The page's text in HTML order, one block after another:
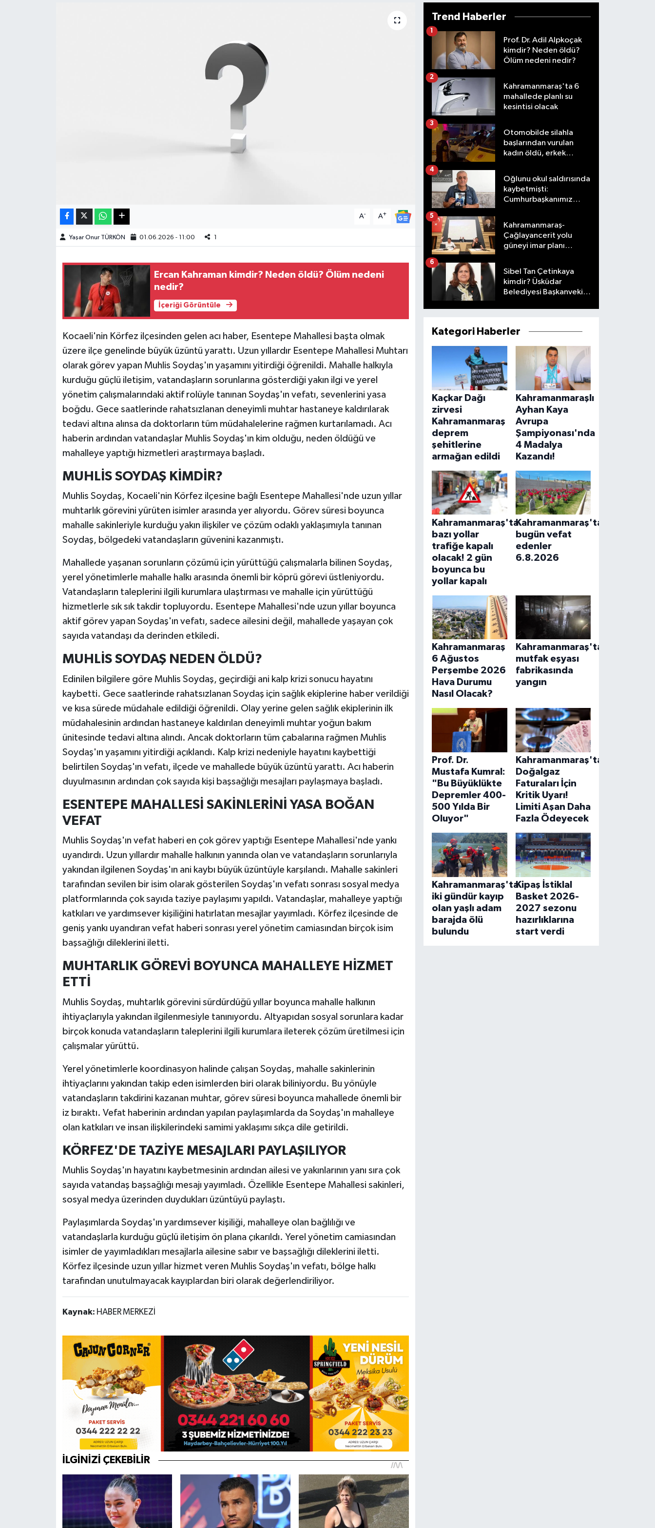
A- A+
Yaşar Onur TÜRKÖN 01.06.2026 - 11:00 1
Ercan Kahraman kimdir? Neden öldü? Ölüm nedeni
nedir?
İçeriği Görüntüle
Kocaeli'nin Körfez ilçesinden gelen acı haber, Esentepe Mahallesi başta olmak
üzere ilçe genelinde büyük üzüntü yarattı. Uzun yıllardır Esentepe Mahallesi Muhtarı
olarak görev yapan Muhlis Soydaş'ın yaşamını yitirdiği öğrenildi. Mahalle halkıyla
kurduğu güçlü iletişim, vatandaşların sorunlarına gösterdiği yakın ilgi ve yerel
yönetim çalışmalarındaki aktif rolüyle tanınan Soydaş'ın vefatı, sevenlerini yasa
boğdu. Gece saatlerinde rahatsızlanan deneyimli muhtar hastaneye kaldırılarak
tedavi altına alınsa da doktorların tüm müdahalelerine rağmen kurtarılamadı. Acı
haberin ardından vatandaşlar Muhlis Soydaş'ın kim olduğu, neden öldüğü ve
mahalleye yaptığı hizmetleri araştırmaya başladı.
MUHLİS SOYDAŞ KİMDİR?
Muhlis Soydaş, Kocaeli'nin Körfez ilçesine bağlı Esentepe Mahallesi'nde uzun yıllar
muhtarlık görevini yürüten isimler arasında yer alıyordu. Görev süresi boyunca
mahalle sakinleriyle kurduğu yakın ilişkiler ve çözüm odaklı yaklaşımıyla tanınan
Soydaş, bölgedeki vatandaşların güvenini kazanmıştı.
Mahallede yaşanan sorunların çözümü için yürüttüğü çalışmalarla bilinen Soydaş,
yerel yönetimlerle mahalle halkı arasında önemli bir köprü görevi üstleniyordu.
Vatandaşların taleplerini ilgili kurumlara ulaştırması ve mahalle için yürüttüğü
hizmetlerle sık sık takdir topluyordu. Esentepe Mahallesi'nde uzun yıllar boyunca
aktif görev yapan Soydaş'ın vefatı, sadece ailesini değil, mahallede yaşayan çok
sayıda vatandaşı da derinden etkiledi.
MUHLİS SOYDAŞ NEDEN ÖLDÜ?
Edinilen bilgilere göre Muhlis Soydaş, geçirdiği ani kalp krizi sonucu hayatını
kaybetti. Gece saatlerinde rahatsızlanan Soydaş için sağlık ekiplerine haber verildiği
ve kısa sürede müdahale edildiği öğrenildi. Olay yerine gelen sağlık ekiplerinin ilk
müdahalesinin ardından hastaneye kaldırılan deneyimli muhtar yoğun bakım
ünitesinde tedavi altına alındı. Ancak doktorların tüm çabalarına rağmen Muhlis
Soydaş'ın yaşamını yitirdiği açıklandı. Kalp krizi nedeniyle hayatını kaybettiği
belirtilen Soydaş'ın vefatı, ilçede ve mahallede büyük üzüntü yarattı. Acı haberin
duyulmasının ardından çok sayıda kişi başsağlığı mesajları paylaşmaya başladı.
ESENTEPE MAHALLESİ SAKİNLERİNİ YASA BOĞAN
VEFAT
Muhlis Soydaş'ın vefat haberi en çok görev yaptığı Esentepe Mahallesi'nde yankı
uyandırdı. Uzun yıllardır mahalle halkının yanında olan ve vatandaşların sorunlarıyla
yakından ilgilenen Soydaş'ın ani kaybı büyük üzüntüyle karşılandı. Mahalle sakinleri
tarafından sevilen bir isim olarak gösterilen Soydaş'ın vefatı sonrası sosyal medya
platformlarında çok sayıda taziye paylaşımı yapıldı. Vatandaşlar, mahalleye yaptığı
katkıları ve yardımsever kişiliğini hatırlatan mesajlar yayımladı. Körfez ilçesinde de
geniş yankı uyandıran vefat haberi sonrası yerel yönetim camiasından birçok isim
başsağlığı dileklerini iletti.
MUHTARLIK GÖREVİ BOYUNCA MAHALLEYE HİZMET
ETTİ
Muhlis Soydaş, muhtarlık görevini sürdürdüğü yıllar boyunca mahalle halkının
ihtiyaçlarıyla yakından ilgilenmesiyle tanınıyordu. Altyapıdan sosyal sorunlara kadar
birçok konuda vatandaşların taleplerini ilgili kurumlara ileterek çözüm üretilmesi için
çalışmalar yürüttü.
Yerel yönetimlerle koordinasyon halinde çalışan Soydaş, mahalle sakinlerinin
ihtiyaçlarını yakından takip eden isimlerden biri olarak biliniyordu. Bu yönüyle
vatandaşların takdirini kazanan muhtar, görev süresi boyunca mahallede önemli bir
iz bıraktı. Vefat haberinin ardından yapılan paylaşımlarda da Soydaş'ın mahalleye
olan katkıları ve insan ilişkilerindeki samimi yaklaşımı sıkça dile getirildi.
KÖRFEZ'DE TAZİYE MESAJLARI PAYLAŞILIYOR
Muhlis Soydaş'ın hayatını kaybetmesinin ardından ailesi ve yakınlarının yanı sıra çok
sayıda vatandaş başsağlığı mesajı yayımladı. Özellikle Esentepe Mahallesi sakinleri,
sosyal medya üzerinden duydukları üzüntüyü paylaştı.
Paylaşımlarda Soydaş'ın yardımsever kişiliği, mahalleye olan bağlılığı ve
vatandaşlarla kurduğu güçlü iletişim ön plana çıkarıldı. Yerel yönetim camiasından
isimler de yayımladıkları mesajlarla ailesine sabır ve başsağlığı dileklerini iletti.
Körfez ilçesinde uzun yıllar hizmet veren Muhlis Soydaş'ın vefatı, bölge halkı
tarafından unutulmayacak kayıplardan biri olarak değerlendiriliyor.
Kaynak: HABER MERKEZİ
Trend Haberler
Prof. Dr. Adil Alpkoçak
kimdir? Neden öldü?
Ölüm nedeni nedir?
1
Kahramanmaraş'ta 6
mahallede planlı su
kesintisi olacak
2
Otomobilde silahla
başlarından vurulan
kadın öldü, erkek
3
Oğlunu okul saldırısında
kaybetmişti:
Cumhurbaşkanımız
4
Kahramanmaraş-
Çağlayancerit yolu
güneyi imar planı
5
Sibel Tan Çetinkaya
kimdir? Üsküdar
Belediyesi Başkanvekili
6
Kategori Haberler
Kaçkar Dağı
zirvesi
Kahramanmaraş
deprem
şehitlerine
armağan edildi
Kahramanmaraşlı
Ayhan Kaya
Avrupa
Şampiyonası'nda
4 Madalya
Kazandı!
Kahramanmaraş'ta
bazı yollar
trafiğe kapalı
olacak! 2 gün
boyunca bu
yollar kapalı
Kahramanmaraş'ta
bugün vefat
edenler
6.8.2026
Kahramanmaraş
6 Ağustos
Perşembe 2026
Hava Durumu
Nasıl Olacak?
Kahramanmaraş'ta
mutfak eşyası
fabrikasında
yangın
Prof. Dr.
Mustafa Kumral:
"Bu Büyüklükte
Depremler 400-
500 Yılda Bir
Oluyor"
Kahramanmaraş'ta
Doğalgaz
Faturaları İçin
Kritik Uyarı!
Limiti Aşan Daha
Fazla Ödeyecek
Kahramanmaraş'ta
iki gündür kayıp
olan yaşlı adam
barajda ölü
bulundu
Kipaş İstiklal
Basket 2026-
2027 sezonu
hazırlıklarına
start verdi
SürManşet
Teknoloji
KAHRAMANMARAŞ